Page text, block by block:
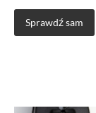
Sprawdź sam